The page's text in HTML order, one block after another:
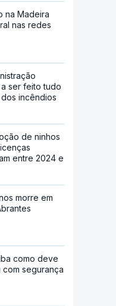
na Madeira
nas redes
ser feito tudo
incêndios
de ninhos
entre 2024 e
morre em
como deve
segurança